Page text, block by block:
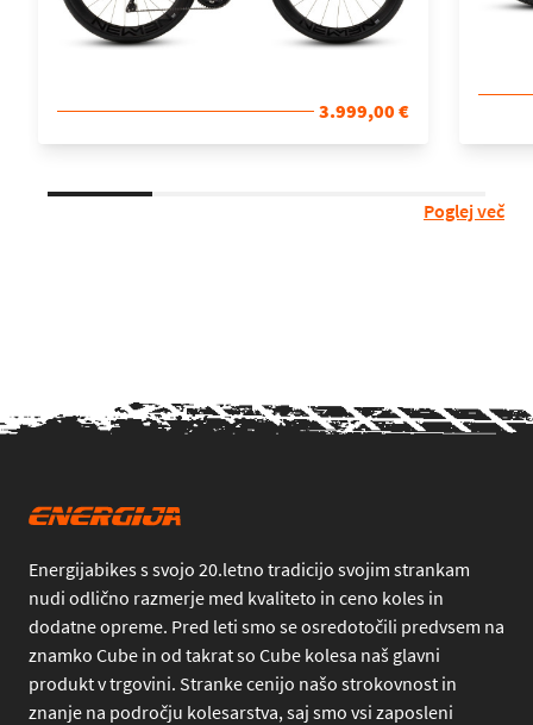
3.999,00 €
Poglej več
Energijabikes s svojo 20.letno tradicijo svojim strankam
nudi odlično razmerje med kvaliteto in ceno koles in
dodatne opreme. Pred leti smo se osredotočili predvsem na
znamko Cube in od takrat so Cube kolesa naš glavni
produkt v trgovini. Stranke cenijo našo strokovnost in
znanje na področju kolesarstva, saj smo vsi zaposleni